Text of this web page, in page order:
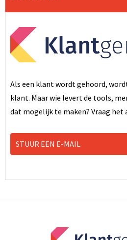
Als een klant wordt gehoord,
klant. Maar wie levert de tools,
dat mogelijk te maken? Vraag het
STUUR EEN E-MAIL